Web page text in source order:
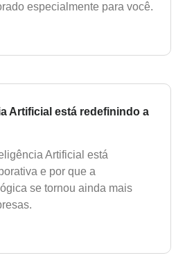
especialmente para você.
Artificial está redefinindo a
Artificial está
e por que a
se tornou ainda mais